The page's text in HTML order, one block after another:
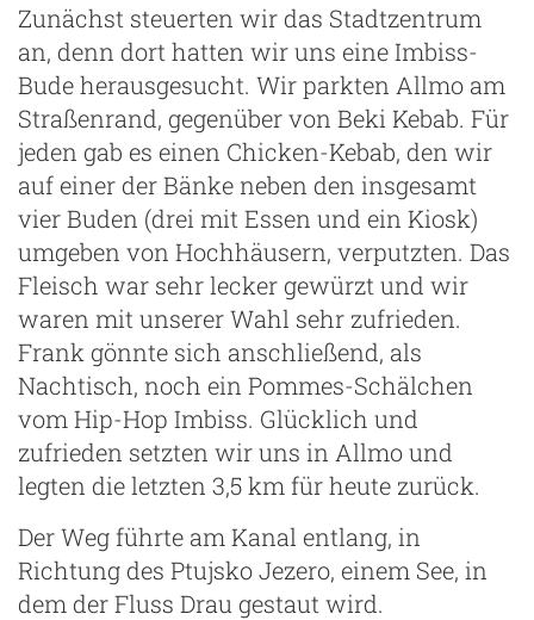
Zunächst steuerten wir das Stadtzentrum
an, denn dort hatten wir uns eine Imbiss-
Bude herausgesucht. Wir parkten Allmo am
Straßenrand, gegenüber von Beki Kebab. Für
jeden gab es einen Chicken-Kebab, den wir
auf einer der Bänke neben den insgesamt
vier Buden (drei mit Essen und ein Kiosk)
umgeben von Hochhäusern, verputzten. Das
Fleisch war sehr lecker gewürzt und wir
waren mit unserer Wahl sehr zufrieden.
Frank gönnte sich anschließend, als
Nachtisch, noch ein Pommes-Schälchen
vom Hip-Hop Imbiss. Glücklich und
zufrieden setzten wir uns in Allmo und
legten die letzten 3,5 km für heute zurück.
Der Weg führte am Kanal entlang, in
Richtung des Ptujsko Jezero, einem See, in
dem der Fluss Drau gestaut wird.